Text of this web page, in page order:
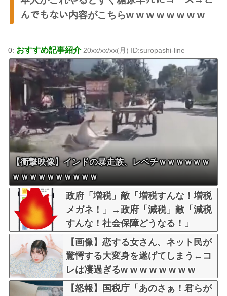
んでもない内容がこちらw w w w w w w w
0: おすすめ記事紹介20xx/xx/xx(月) ID:suropashi-line
【衝撃映像】インドの暴走族、レベチｗｗｗｗｗｗ
ｗｗｗｗｗｗｗｗｗｗ
政府「増税」敵「増税すんな！増税
メガネ！」→政府「減税」敵「減税
すんな！社会保障どうなる！」
【画像】恋する女さん、ネット民が
驚愕する大変身を遂げてしまう←コ
レは凄過ぎるw w w w w w w w
【怒報】国税庁「あのさぁ！君らが